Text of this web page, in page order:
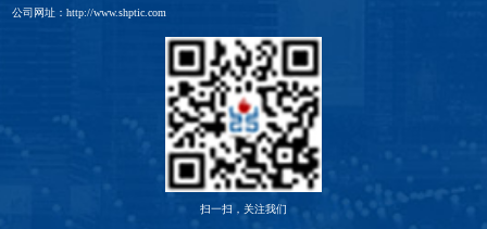
公司网址：http://www.shptic.com
扫一扫，关注我们